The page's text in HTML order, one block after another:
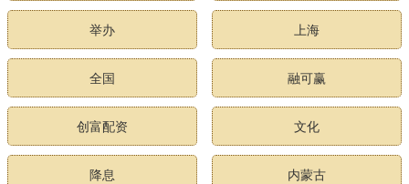
举办 上海
全国 融可赢
创富配资 文化
降息 内蒙古